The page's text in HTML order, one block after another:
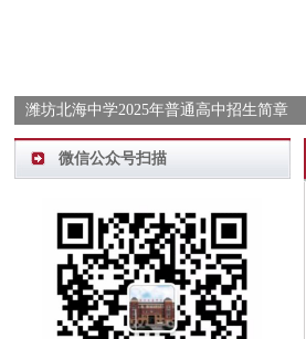
潍坊北海中学2025年普通高中招生简章
微信公众号扫描